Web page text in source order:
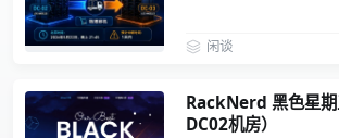
闲谈
RackNerd 黑色星
DC02机房）